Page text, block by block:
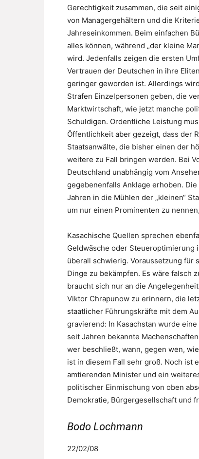
Gerechtigkeit zusammen, die seit
von Managergehältern und die
Jahreseinkommen. Beim einfachen
alles können, während „der kleine
wird. Jedenfalls zeigen die ersten
Vertrauen der Deutschen in ihre
geringer geworden ist. Allerdings
Strafen Einzelpersonen geben, die
Marktwirtschaft, wie jetzt manche
Schuldigen. Ordentliche Leistung
Öffentlichkeit aber gezeigt, dass der
Staatsanwälte, die bisher einen der
weitere zu Fall bringen werden. Bei
Deutschland unabhängig vom
gegebenenfalls Anklage erhoben.
Jahren in die Mühlen der „kleinen“
um nur einen Prominenten zu
Kasachische Quellen sprechen
Geldwäsche oder
überall schwierig. Voraussetzung für
Dinge zu bekämpfen. Es wäre falsch
braucht sich nur an die
Viktor Chrapunow zu erinnern, die
staatlicher Führungskräfte mit dem
gravierend: In Kasachstan wurde
seit Jahren bekannte
wer beschließt, wann, gegen wen,
ist in diesem Fall sehr groß. Noch ist
amtierenden Minister und ein
politischer Einmischung von oben
Demokratie, Bürgergesellschaft und
Bodo Lochmann
22/02/08